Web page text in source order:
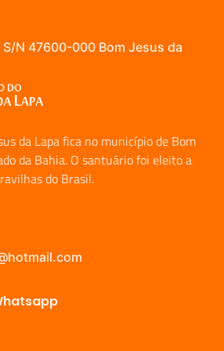
S/N 47600-000 Bom Jesus da
da Lapa fica no município de Bom
da Bahia. O santuário foi eleito a
do Brasil.